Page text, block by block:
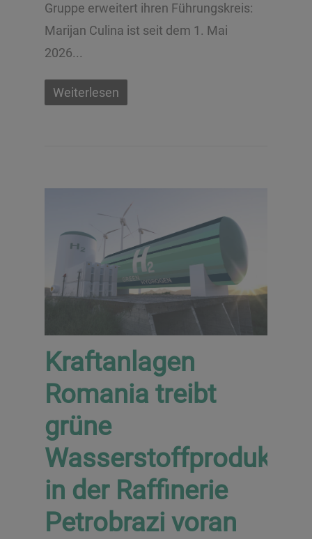
Gruppe erweitert ihren Führungskreis:
Marijan Culina ist seit dem 1. Mai
2026...
Weiterlesen
Kraftanlagen
Romania treibt
grüne
in der Raffinerie
Petrobrazi voran